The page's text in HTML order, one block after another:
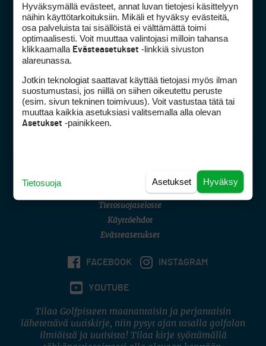
Golfpiste mediakortti
Golfpisteen yhteystiedot
DSA avoimuusraportti
Asiakaspalvelu
(digi) digi@otavamedia.fi
Tietosuojaseloste
Käyttöehdot
Evästeasetukset
FACEBOOK INSTAGRAM
YOUTUBE
Tilaa Golfpisteen maanantaisin ja perjantaisin
lähetettävä uutiskirje, niin pysyt ajan tasalla golfalan
ilmiöistä ja uutisista! Tilaa kirje syöttämällä
Hyväksymällä evästeet, annat luvan tietojesi käsittelyyn
näihin käyttötarkoituksiin. Mikäli et hyväksy evästeitä,
osa palveluista tai sisällöistä ei välttämättä toimi
optimaalisesti. Voit muuttaa valintojasi milloin tahansa
klikkaamalla Evästeasetukset -linkkiä sivuston
alareunassa.
Jotkin teknologiat saattavat käyttää tietojasi myös ilman
suostumustasi, jos niillä on siihen oikeutettu peruste
(esim. sivun tekninen toimivuus). Voit vastustaa tätä tai
muuttaa kaikkia asetuksiasi valitsemalla alla olevan
Asetukset -painikkeen.
Hyväksy
Asetukset
Tietosuoja